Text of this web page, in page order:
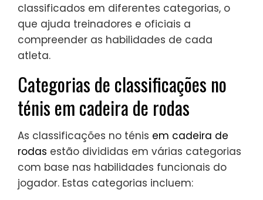
classificados em diferentes categorias, o
que ajuda treinadores e oficiais a
compreender as habilidades de cada
atleta.
Categorias de classificações no
ténis em cadeira de rodas
As classificações no ténis em cadeira de
rodas estão divididas em várias categorias
com base nas habilidades funcionais do
jogador. Estas categorias incluem: